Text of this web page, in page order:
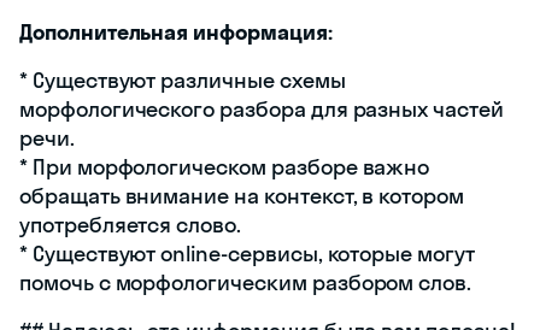
Дополнительная информация:
* Существуют различные схемы
морфологического разбора для разных частей
речи.
* При морфологическом разборе важно
обращать внимание на контекст, в котором
употребляется слово.
* Существуют online-сервисы, которые могут
помочь с морфологическим разбором слов.